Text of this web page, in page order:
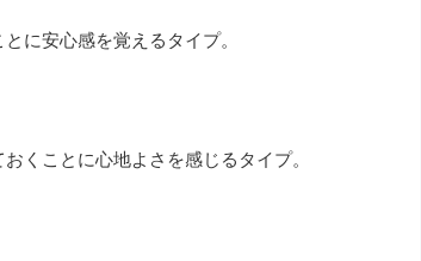
に安心感を覚えるタイプ。
くことに心地よさを感じるタイプ。